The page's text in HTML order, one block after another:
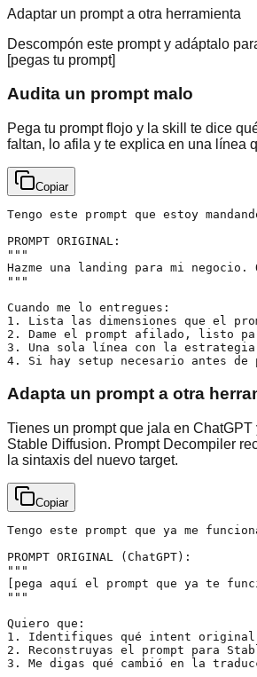
Adaptar un prompt a otra herramienta
Descompón este prompt y adáptalo
[pegas tu prompt]
Audita un prompt malo
Pega tu prompt flojo y la skill te dice
faltan, lo afila y te explica en una línea
Copiar
Tengo este prompt que estoy
PROMPT ORIGINAL:
"""
Hazme una landing para mi
"""
Cuando me lo entregues:
1. Lista las dimensiones que el
2. Dame el prompt afilado, listo
3. Una sola línea con la estrategia
4. Si hay setup necesario antes
Adapta un prompt a otra
Tienes un prompt que jala en
Stable Diffusion. Prompt Decompiler
la sintaxis del nuevo target.
Copiar
Tengo este prompt que ya me
PROMPT ORIGINAL (ChatGPT):
"""
[pega aquí el prompt que ya te
"""
Quiero que:
1. Identifiques qué intent original
2. Reconstruyas el prompt para
3. Me digas qué cambió en la